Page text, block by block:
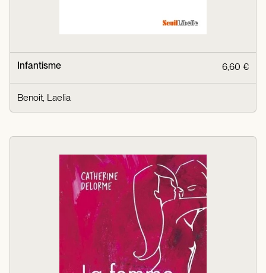
Infantisme 6,60 €
Benoit, Laelia